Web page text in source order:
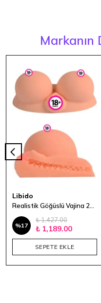
Markanın
Libido
%17
₺ 1,427.00
₺ 1,189.00
SEPETE EKLE